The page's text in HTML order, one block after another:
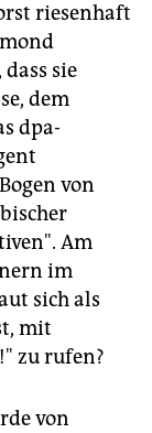
riesenhaft
sie
dem
dpa-
von
Am
im
sich als
mit
zu rufen?
von